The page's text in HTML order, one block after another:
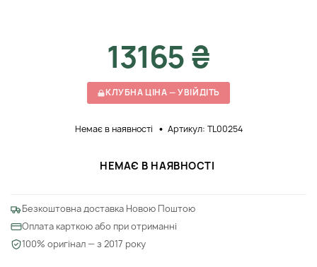
13165 ₴
КЛУБНА ЦІНА — УВІЙДІТЬ
Немає в наявності Артикул: TL00254
НЕМАЄ В НАЯВНОСТІ
Безкоштовна доставка Новою Поштою
Оплата карткою або при отриманні
100% оригінал — з 2017 року